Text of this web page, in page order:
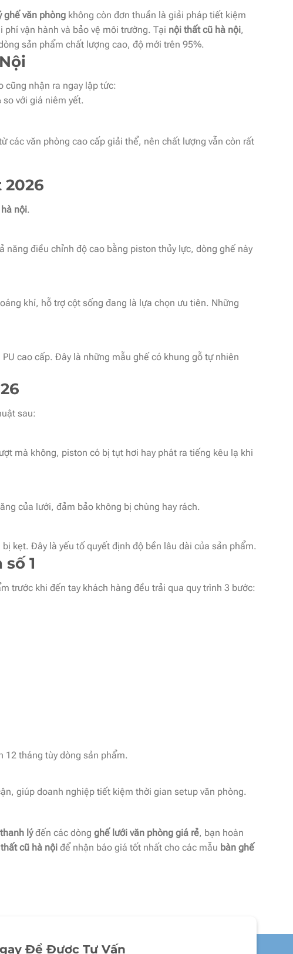
ghế văn phòng không còn đơn thuần là giải pháp tiết kiệm
vận hành và bảo vệ môi trường. Tại nội thất cũ hà nội,
sản phẩm chất lượng cao, độ mới trên 95%.
cũng nhận ra ngay lập tức:
với giá niêm yết.
các văn phòng cao cấp giải thể, nên chất lượng vẫn còn rất
nội.
điều chỉnh độ cao bằng piston thủy lực, dòng ghế này
khí, hỗ trợ cột sống đang là lựa chọn ưu tiên. Những
cao cấp. Đây là những mẫu ghế có khung gỗ tự nhiên
sau:
mà không, piston có bị tụt hơi hay phát ra tiếng kêu lạ khi
của lưới, đảm bảo không bị chùng hay rách.
kẹt. Đây là yếu tố quyết định độ bền lâu dài của sản phẩm.
1
trước khi đến tay khách hàng đều trải qua quy trình 3 bước:
12 tháng tùy dòng sản phẩm.
giúp doanh nghiệp tiết kiệm thời gian setup văn phòng.
lýđến các dòng ghế lưới văn phòng giá rẻ, bạn hoàn
cũ hà nội để nhận báo giá tốt nhất cho các mẫu bàn ghế
Để Được Tư Vấn